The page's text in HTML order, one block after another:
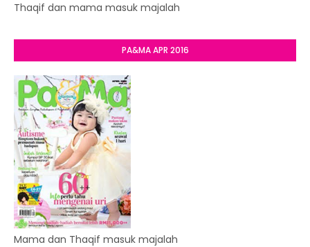
Thaqif dan mama masuk majalah
PA&MA APR 2016
Mama dan Thaqif masuk majalah